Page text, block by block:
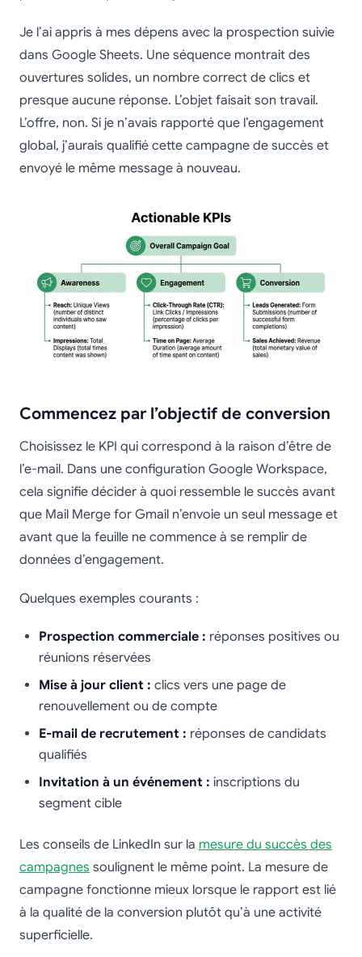
Je l’ai appris à mes dépens avec la prospection suivie
dans Google Sheets. Une séquence montrait des
ouvertures solides, un nombre correct de clics et
presque aucune réponse. L’objet faisait son travail.
L’offre, non. Si je n’avais rapporté que l’engagement
global, j’aurais qualifié cette campagne de succès et
envoyé le même message à nouveau.
Commencez par l’objectif de conversion
Choisissez le KPI qui correspond à la raison d’être de
l’e-mail. Dans une configuration Google Workspace,
cela signifie décider à quoi ressemble le succès avant
que Mail Merge for Gmail n’envoie un seul message et
avant que la feuille ne commence à se remplir de
données d’engagement.
Quelques exemples courants :
Prospection commerciale : réponses positives ou
réunions réservées
Mise à jour client : clics vers une page de
renouvellement ou de compte
E-mail de recrutement : réponses de candidats
qualifiés
Invitation à un événement : inscriptions du
segment cible
Les conseils de LinkedIn sur la mesure du succès des
campagnes soulignent le même point. La mesure de
campagne fonctionne mieux lorsque le rapport est lié
à la qualité de la conversion plutôt qu’à une activité
superficielle.